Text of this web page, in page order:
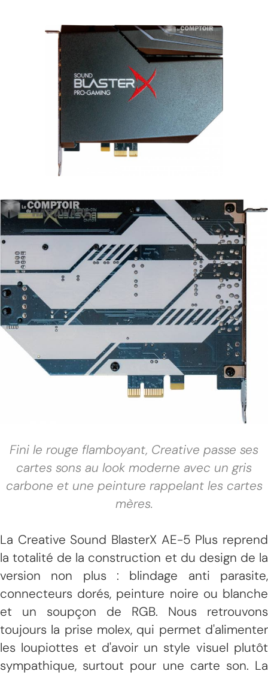
Fini le rouge flamboyant, Creative passe ses
cartes sons au look moderne avec un gris
carbone et une peinture rappelant les cartes
mères.
La Creative Sound BlasterX AE-5 Plus reprend
la totalité de la construction et du design de la
version non plus : blindage anti parasite,
connecteurs dorés, peinture noire ou blanche
et un soupçon de RGB. Nous retrouvons
toujours la prise molex, qui permet d'alimenter
les loupiottes et d'avoir un style visuel plutôt
sympathique, surtout pour une carte son. La